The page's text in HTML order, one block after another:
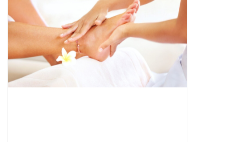
NailArt Producten
Startpakketten
NIEUW! MBS Producten